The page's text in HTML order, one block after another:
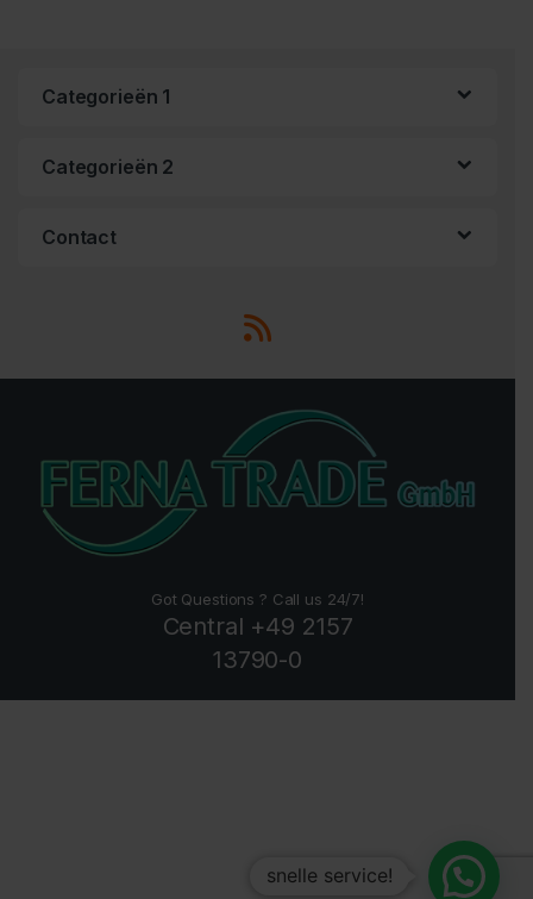
Categorieën 1
Categorieën 2
Contact
Got Questions ? Call us 24/7!
Central +49 2157
13790-0
snelle service!